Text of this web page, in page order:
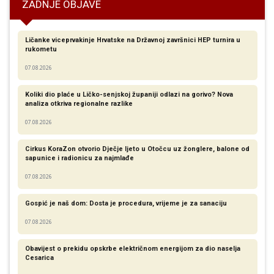
ZADNJE OBJAVE
Ličanke viceprvakinje Hrvatske na Državnoj završnici HEP turnira u
rukometu
07.08.2026
Koliki dio plaće u Ličko-senjskoj županiji odlazi na gorivo? Nova
analiza otkriva regionalne razlike​
07.08.2026
Cirkus KoraZon otvorio Dječje ljeto u Otočcu uz žonglere, balone od
sapunice i radionicu za najmlađe
07.08.2026
Gospić je naš dom: Dosta je procedura, vrijeme je za sanaciju
07.08.2026
Obavijest o prekidu opskrbe električnom energijom za dio naselja
Cesarica